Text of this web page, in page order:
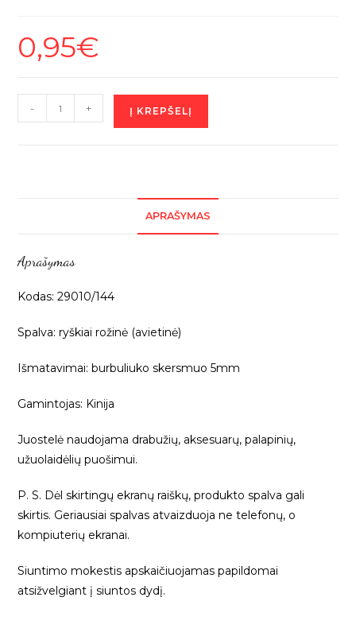
0,95€
produkto
kiekis:
1m
- + Į KREPŠELĮ
APRAŠYMAS
Aprašymas
Kodas: 29010/144
Spalva: ryškiai rožinė (avietinė)
Išmatavimai: burbuliuko skersmuo 5mm
Gamintojas: Kinija
Juostelė naudojama drabužių, aksesuarų, palapinių,
užuolaidėlių puošimui.
P. S. Dėl skirtingų ekranų raiškų, produkto spalva gali
skirtis. Geriausiai spalvas atvaizduoja ne telefonų, o
kompiuterių ekranai.
Siuntimo mokestis apskaičiuojamas papildomai
atsižvelgiant į siuntos dydį.